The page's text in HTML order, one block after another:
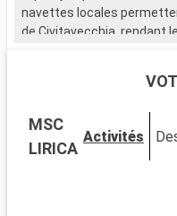
navettes locales
de Civitavecchia, rendant
Civitavecchia, une ville
plusieurs sites d'intérêt
Michelangelo, un bastion
MSC
LIRICA
Activités